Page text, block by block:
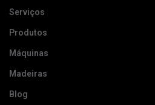
Serviços
Produtos
Máquinas
Madeiras
Blog